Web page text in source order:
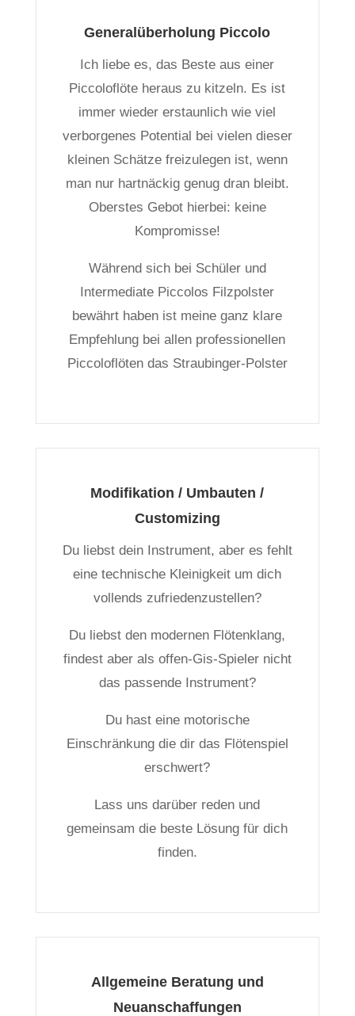
Generalüberholung Piccolo
Ich liebe es, das Beste aus einer
Piccoloflöte heraus zu kitzeln. Es ist
immer wieder erstaunlich wie viel
verborgenes Potential bei vielen dieser
kleinen Schätze freizulegen ist, wenn
man nur hartnäckig genug dran bleibt.
Oberstes Gebot hierbei: keine
Kompromisse!
Während sich bei Schüler und
Intermediate Piccolos Filzpolster
bewährt haben ist meine ganz klare
Empfehlung bei allen professionellen
Piccoloflöten das Straubinger-Polster
Modifikation / Umbauten /
Customizing
Du liebst dein Instrument, aber es fehlt
eine technische Kleinigkeit um dich
vollends zufriedenzustellen?
Du liebst den modernen Flötenklang,
findest aber als offen-Gis-Spieler nicht
das passende Instrument?
Du hast eine motorische
Einschränkung die dir das Flötenspiel
erschwert?
Lass uns darüber reden und
gemeinsam die beste Lösung für dich
finden.
Allgemeine Beratung und
Neuanschaffungen